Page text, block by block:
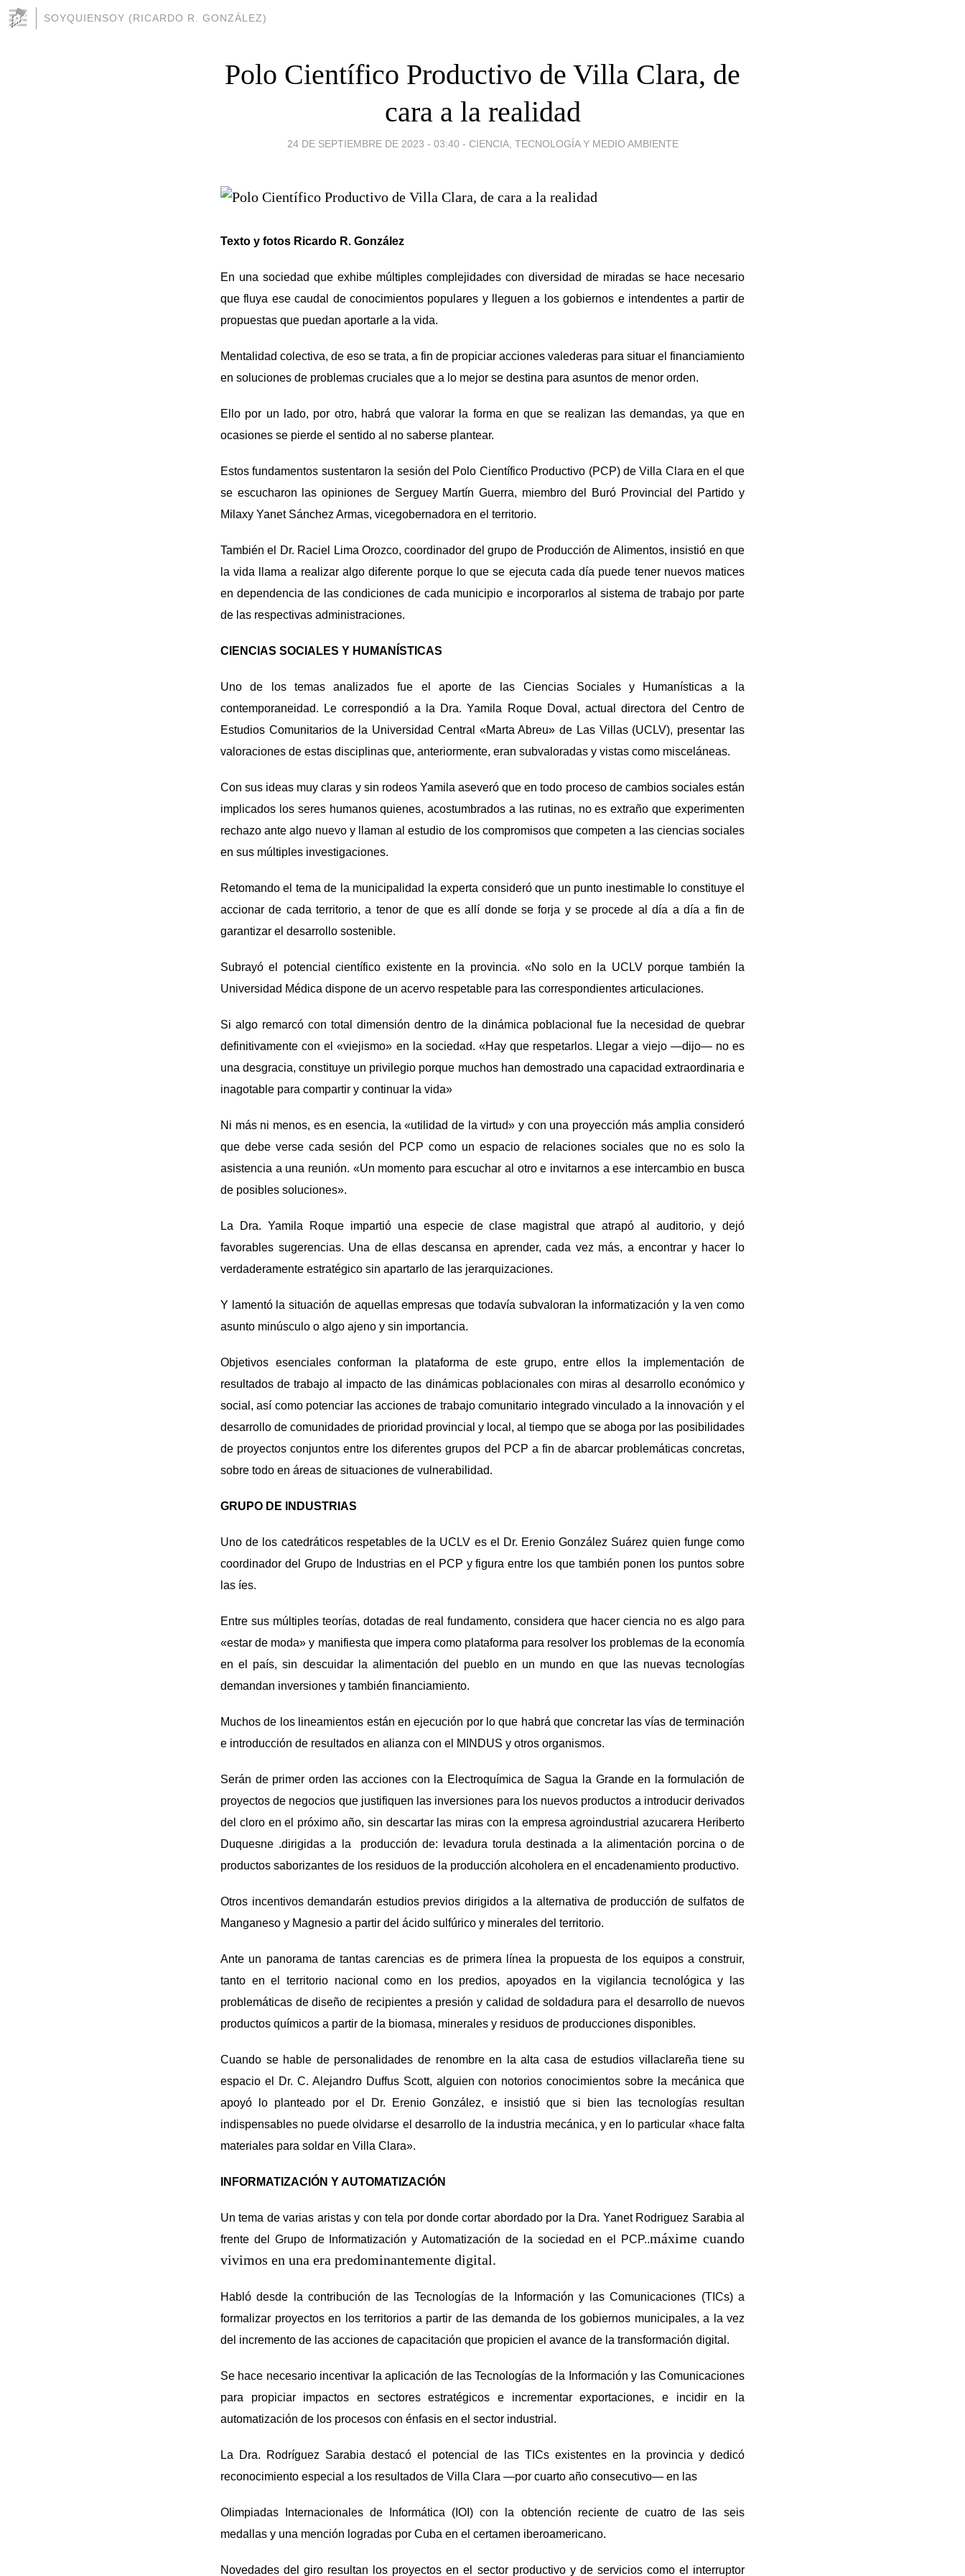
SOYQUIENSOY (RICARDO R. GONZÁLEZ)
Polo Científico Productivo de Villa Clara, de
cara a la realidad
24 DE SEPTIEMBRE DE 2023 - 03:40 - CIENCIA, TECNOLOGÍA Y MEDIO AMBIENTE
Texto y fotos Ricardo R. González
En una sociedad que exhibe múltiples complejidades con diversidad de miradas se hace necesario
que fluya ese caudal de conocimientos populares y lleguen a los gobiernos e intendentes a partir de
propuestas que puedan aportarle a la vida.
Mentalidad colectiva, de eso se trata, a fin de propiciar acciones valederas para situar el financiamiento
en soluciones de problemas cruciales que a lo mejor se destina para asuntos de menor orden.
Ello por un lado, por otro, habrá que valorar la forma en que se realizan las demandas, ya que en
ocasiones se pierde el sentido al no saberse plantear.
Estos fundamentos sustentaron la sesión del Polo Científico Productivo (PCP) de Villa Clara en el que
se escucharon las opiniones de Serguey Martín Guerra, miembro del Buró Provincial del Partido y
Milaxy Yanet Sánchez Armas, vicegobernadora en el territorio.
También el Dr. Raciel Lima Orozco, coordinador del grupo de Producción de Alimentos, insistió en que
la vida llama a realizar algo diferente porque lo que se ejecuta cada día puede tener nuevos matices
en dependencia de las condiciones de cada municipio e incorporarlos al sistema de trabajo por parte
de las respectivas administraciones.
CIENCIAS SOCIALES Y HUMANÍSTICAS
Uno de los temas analizados fue el aporte de las Ciencias Sociales y Humanísticas a la
contemporaneidad. Le correspondió a la Dra. Yamila Roque Doval, actual directora del Centro de
Estudios Comunitarios de la Universidad Central «Marta Abreu» de Las Villas (UCLV), presentar las
valoraciones de estas disciplinas que, anteriormente, eran subvaloradas y vistas como misceláneas.
Con sus ideas muy claras y sin rodeos Yamila aseveró que en todo proceso de cambios sociales están
implicados los seres humanos quienes, acostumbrados a las rutinas, no es extraño que experimenten
rechazo ante algo nuevo y llaman al estudio de los compromisos que competen a las ciencias sociales
en sus múltiples investigaciones.
Retomando el tema de la municipalidad la experta consideró que un punto inestimable lo constituye el
accionar de cada territorio, a tenor de que es allí donde se forja y se procede al día a día a fin de
garantizar el desarrollo sostenible.
Subrayó el potencial científico existente en la provincia. «No solo en la UCLV porque también la
Universidad Médica dispone de un acervo respetable para las correspondientes articulaciones.
Si algo remarcó con total dimensión dentro de la dinámica poblacional fue la necesidad de quebrar
definitivamente con el «viejismo» en la sociedad. «Hay que respetarlos. Llegar a viejo —dijo— no es
una desgracia, constituye un privilegio porque muchos han demostrado una capacidad extraordinaria e
inagotable para compartir y continuar la vida»
Ni más ni menos, es en esencia, la «utilidad de la virtud» y con una proyección más amplia consideró
que debe verse cada sesión del PCP como un espacio de relaciones sociales que no es solo la
asistencia a una reunión. «Un momento para escuchar al otro e invitarnos a ese intercambio en busca
de posibles soluciones».
La Dra. Yamila Roque impartió una especie de clase magistral que atrapó al auditorio, y dejó
favorables sugerencias. Una de ellas descansa en aprender, cada vez más, a encontrar y hacer lo
verdaderamente estratégico sin apartarlo de las jerarquizaciones.
Y lamentó la situación de aquellas empresas que todavía subvaloran la informatización y la ven como
asunto minúsculo o algo ajeno y sin importancia.
Objetivos esenciales conforman la plataforma de este grupo, entre ellos la implementación de
resultados de trabajo al impacto de las dinámicas poblacionales con miras al desarrollo económico y
social, así como potenciar las acciones de trabajo comunitario integrado vinculado a la innovación y el
desarrollo de comunidades de prioridad provincial y local, al tiempo que se aboga por las posibilidades
de proyectos conjuntos entre los diferentes grupos del PCP a fin de abarcar problemáticas concretas,
sobre todo en áreas de situaciones de vulnerabilidad.
GRUPO DE INDUSTRIAS
Uno de los catedráticos respetables de la UCLV es el Dr. Erenio González Suárez quien funge como
coordinador del Grupo de Industrias en el PCP y figura entre los que también ponen los puntos sobre
las íes.
Entre sus múltiples teorías, dotadas de real fundamento, considera que hacer ciencia no es algo para
«estar de moda» y manifiesta que impera como plataforma para resolver los problemas de la economía
en el país, sin descuidar la alimentación del pueblo en un mundo en que las nuevas tecnologías
demandan inversiones y también financiamiento.
Muchos de los lineamientos están en ejecución por lo que habrá que concretar las vías de terminación
e introducción de resultados en alianza con el MINDUS y otros organismos.
Serán de primer orden las acciones con la Electroquímica de Sagua la Grande en la formulación de
proyectos de negocios que justifiquen las inversiones para los nuevos productos a introducir derivados
del cloro en el próximo año, sin descartar las miras con la empresa agroindustrial azucarera Heriberto
Duquesne .dirigidas a la producción de: levadura torula destinada a la alimentación porcina o de
productos saborizantes de los residuos de la producción alcoholera en el encadenamiento productivo.
Otros incentivos demandarán estudios previos dirigidos a la alternativa de producción de sulfatos de
Manganeso y Magnesio a partir del ácido sulfúrico y minerales del territorio.
Ante un panorama de tantas carencias es de primera línea la propuesta de los equipos a construir,
tanto en el territorio nacional como en los predios, apoyados en la vigilancia tecnológica y las
problemáticas de diseño de recipientes a presión y calidad de soldadura para el desarrollo de nuevos
productos químicos a partir de la biomasa, minerales y residuos de producciones disponibles.
Cuando se hable de personalidades de renombre en la alta casa de estudios villaclareña tiene su
espacio el Dr. C. Alejandro Duffus Scott, alguien con notorios conocimientos sobre la mecánica que
apoyó lo planteado por el Dr. Erenio González, e insistió que si bien las tecnologías resultan
indispensables no puede olvidarse el desarrollo de la industria mecánica, y en lo particular «hace falta
materiales para soldar en Villa Clara».
INFORMATIZACIÓN Y AUTOMATIZACIÓN
Un tema de varias aristas y con tela por donde cortar abordado por la Dra. Yanet Rodriguez Sarabia al
frente del Grupo de Informatización y Automatización de la sociedad en el PCP..máxime cuando
vivimos en una era predominantemente digital.
Habló desde la contribución de las Tecnologías de la Información y las Comunicaciones (TICs) a
formalizar proyectos en los territorios a partir de las demanda de los gobiernos municipales, a la vez
del incremento de las acciones de capacitación que propicien el avance de la transformación digital.
Se hace necesario incentivar la aplicación de las Tecnologías de la Información y las Comunicaciones
para propiciar impactos en sectores estratégicos e incrementar exportaciones, e incidir en la
automatización de los procesos con énfasis en el sector industrial.
La Dra. Rodríguez Sarabia destacó el potencial de las TICs existentes en la provincia y dedicó
reconocimiento especial a los resultados de Villa Clara —por cuarto año consecutivo— en las
Olimpiadas Internacionales de Informática (IOI) con la obtención reciente de cuatro de las seis
medallas y una mención logradas por Cuba en el certamen iberoamericano.
Novedades del giro resultan los proyectos en el sector productivo y de servicios como el interruptor